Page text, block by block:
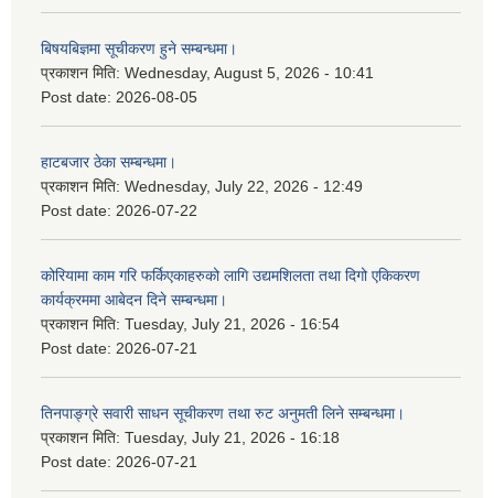
बिषयबिज्ञमा सूचीकरण हुने सम्बन्धमा।
प्रकाशन मिति: Wednesday, August 5, 2026 - 10:41
Post date: 2026-08-05
हाटबजार ठेका सम्बन्धमा।
प्रकाशन मिति: Wednesday, July 22, 2026 - 12:49
Post date: 2026-07-22
कोरियामा काम गरि फर्किएकाहरुको लागि उद्यमशिलता तथा दिगो एकिकरण
कार्यक्रममा आबेदन दिने सम्बन्धमा।
प्रकाशन मिति: Tuesday, July 21, 2026 - 16:54
Post date: 2026-07-21
तिनपाङ्ग्रे सवारी साधन सूचीकरण तथा रुट अनुमती लिने सम्बन्धमा।
प्रकाशन मिति: Tuesday, July 21, 2026 - 16:18
Post date: 2026-07-21